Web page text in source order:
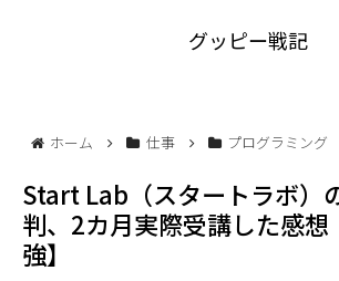
グッピー戦記
ホーム 仕事 プログラミング
Start Lab（スタートラボ）
判、2カ月実際受講した感想
強】